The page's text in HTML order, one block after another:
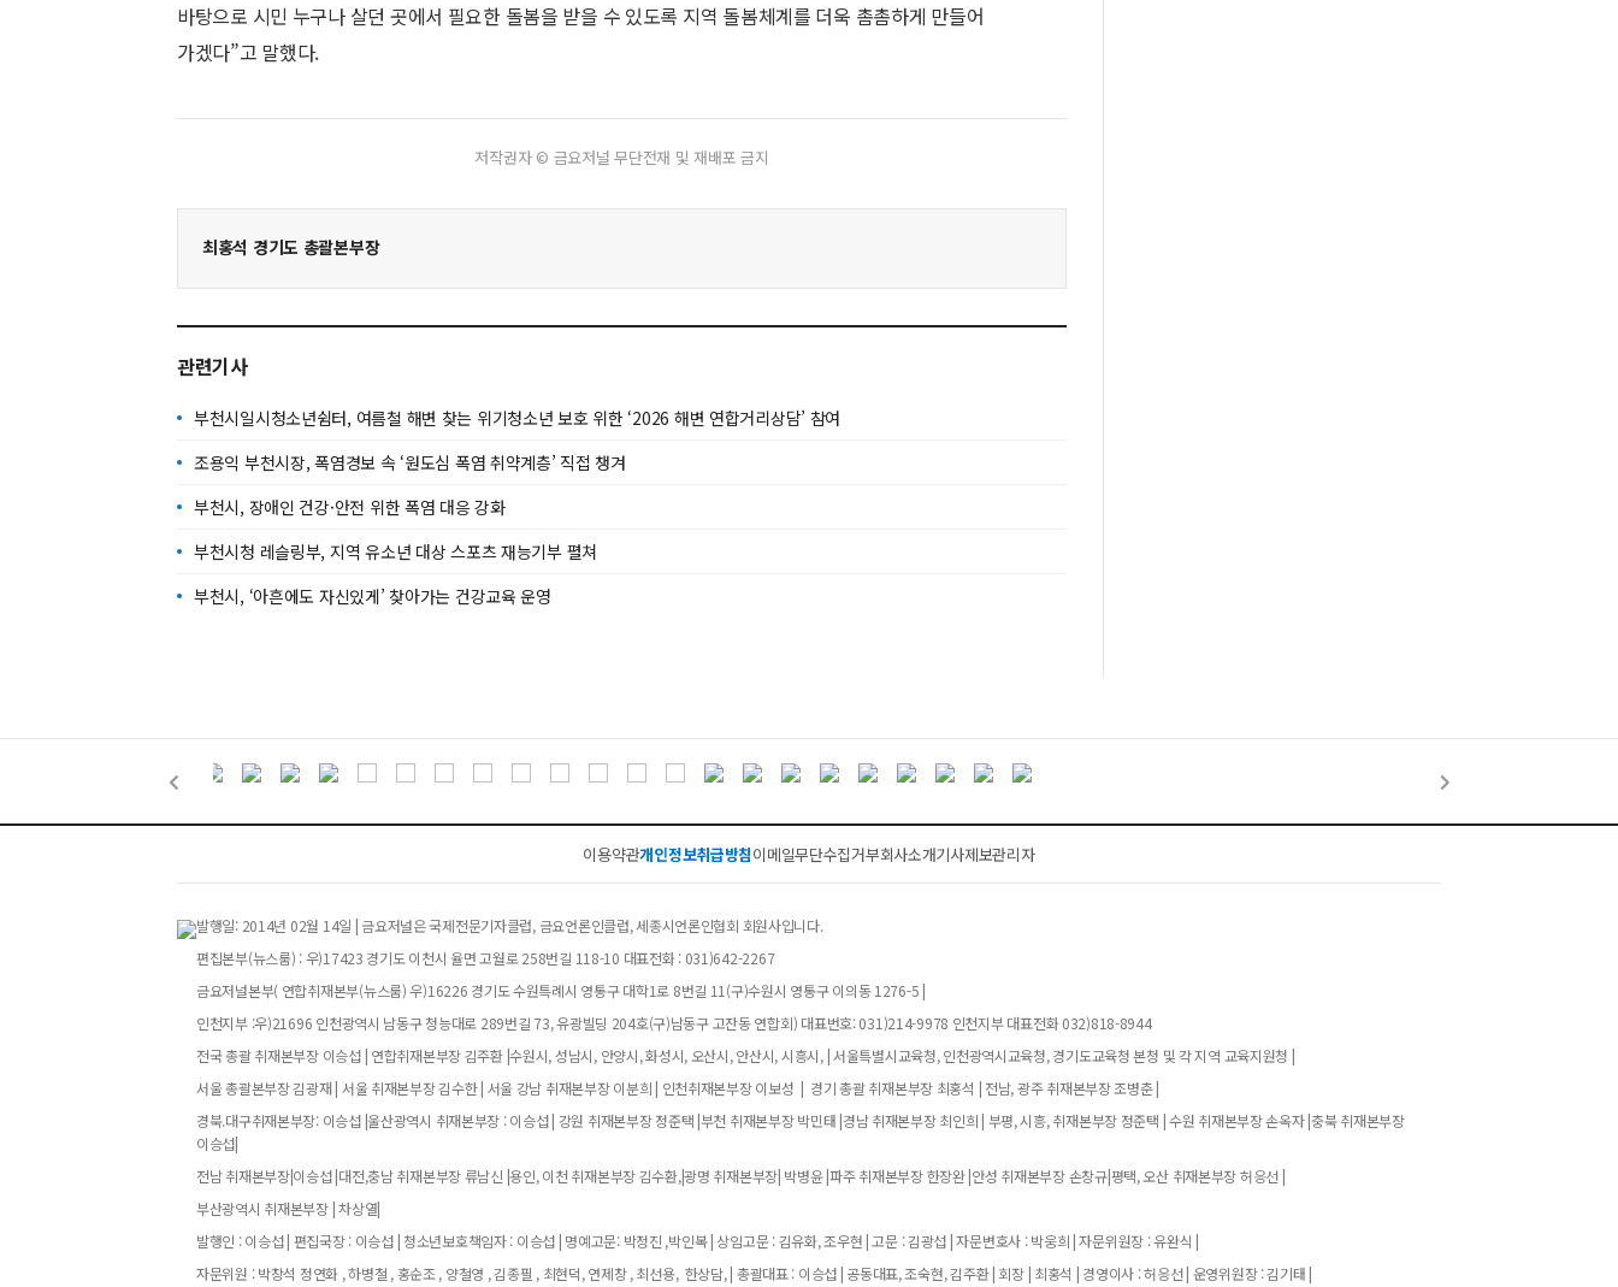
바탕으로 시민 누구나 살던 곳에서 필요한 돌봄을 받을 수 있도록 지역 돌봄체계를 더욱 촘촘하게 만들어
가겠다”고 말했다.
저작권자 © 금요저널 무단전재 및 재배포 금지
최홍석 경기도 총괄본부장
관련기사
부천시일시청소년쉼터, 여름철 해변 찾는 위기청소년 보호 위한 ‘2026 해변 연합거리상담’ 참여
조용익 부천시장, 폭염경보 속 ‘원도심 폭염 취약계층’ 직접 챙겨
부천시, 장애인 건강·안전 위한 폭염 대응 강화
부천시청 레슬링부, 지역 유소년 대상 스포츠 재능기부 펼쳐
부천시, ‘아흔에도 자신있게’ 찾아가는 건강교육 운영
이용약관개인정보취급방침이메일무단수집거부회사소개기사제보관리자
발행일: 2014년 02월 14일 | 금요저널은 국제전문기자클럽, 금요언론인클럽, 세종시언론인협회 회원사입니다.
편집본부(뉴스룸) : 우)17423 경기도 이천시 율면 고월로 258번길 118-10 대표전화 : 031)642-2267
금요저널본부( 연합취재본부(뉴스룸) 우)16226 경기도 수원특례시 영통구 대학1로 8번길 11(구)수원시 영통구 이의동 1276-5 |
인천지부 :우)21696 인천광역시 남동구 청능대로 289번길 73, 유광빌딩 204호(구)남동구 고잔동 연합회) 대표번호: 031)214-9978 인천지부 대표전화 032)818-8944
전국 총괄 취재본부장 이승섭 | 연합취재본부장 김주환 |수원시, 성남시, 안양시, 화성시, 오산시, 안산시, 시흥시, | 서울특별시교육청, 인천광역시교육청, 경기도교육청 본청 및 각 지역 교육지원청 |
서울 총괄본부장 김광재 | 서울 취재본부장 김수한 | 서울 강남 취재본부장 이분희 | 인천취재본부장 이보성 | 경기 총괄 취재본부장 최홍석 | 전남, 광주 취재본부장 조병춘 |
경북.대구취재본부장: 이승섭 |울산광역시 취재본부장 : 이승섭 | 강원 취재본부장 정준택 |부천 취재본부장 박민태 |경남 취재본부장 최인희 | 부평, 시흥, 취재본부장 정준택 | 수원 취재본부장 손옥자 |충북 취재본부장
이승섭|
전남 취재본부장|이승섭 |대전,충남 취재본부장 류남신 |용인, 이천 취재본부장 김수환,|광명 취재본부장| 박병윤 |파주 취재본부장 한장완 |안성 취재본부장 손창규|평택, 오산 취재본부장 허응선 |
부산광역시 취재본부장 | 차상열|
발행인 : 이승섭 | 편집국장 : 이승섭 | 청소년보호책임자 : 이승섭 | 명예고문: 박정진 ,박인복 | 상임고문 : 김유화, 조우현 | 고문 : 김광섭 | 자문변호사 : 박웅희 | 자문위원장 : 유완식 |
자문위원 : 박창석 정연화 , 하병철 , 홍순조 , 양철영 , 김종필 , 최현덕, 연제창 , 최선용, 한상담, | 총괄대표 : 이승섭 | 공동대표, 조숙현, 김주환 | 회장 | 최홍석 | 경영이사 : 허응선 | 운영위원장 : 김기태 |